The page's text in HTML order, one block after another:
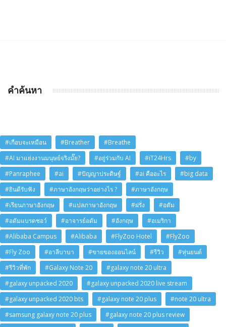
คำค้นหา
#เกือบจะเหมือน #Breather
#Breathe
#AI มาแย่งงานมนุษย์จริงมั๊ย?
#อยู่ร่วมกับ AI #iT24Hrs
#by
#Panraphee
#ai #ปัญญาประดิษฐ์ #ai คืออะไร
#big data
#ยินดีรับฟัง
#ภาษาอังกฤษว่าอย่างไร ?
#ภาษาอังกฤษ
#เรียนภาษาอังกฤษ
#แปลภาษาอังกฤษ #ฝรั่ง
#อดัม
#อดัมแบรดชอว์
#อาจารย์อดัม #อังกฤษ
#อเมริกา
#Alibaba Campus
#Alibaba #FlyZoo Hotel
#FlyZoo
#Fly Zoo
#อาลีบาบา #ขายของออนไลน์ #รีวิว
#หุ่นยนต์
#รีวิวที่พัก
#Galaxy Note 20
#galaxy note 20 ultra
#galaxy unpacked 2020
#galaxy unpacked 2020 live stream
#galaxy unpacked 2020 bts
#galaxy note 20 plus
#note 20 ultra
#samsung galaxy note 20 plus
#galaxy note 20 plus review